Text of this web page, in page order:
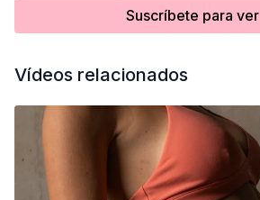
Suscríbete para ver
Vídeos relacionados